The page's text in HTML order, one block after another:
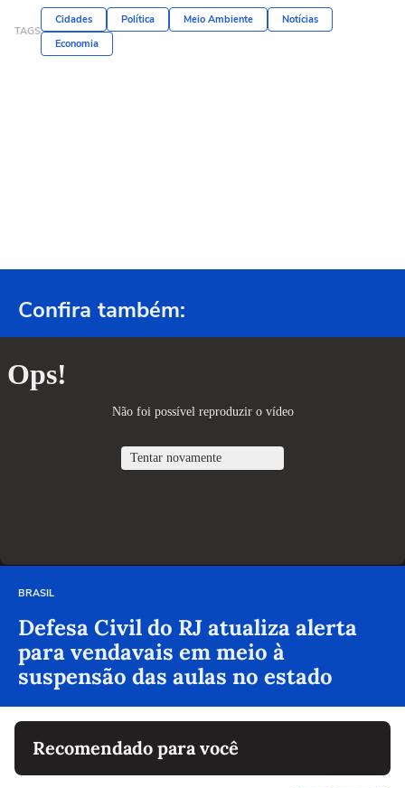
TAGS
Cidades Política Meio Ambiente
Notícias
Economia
Confira também:
BRASIL
Defesa Civil do RJ atualiza alerta
para vendavais em meio à
suspensão das aulas no estado
Recomendado para você